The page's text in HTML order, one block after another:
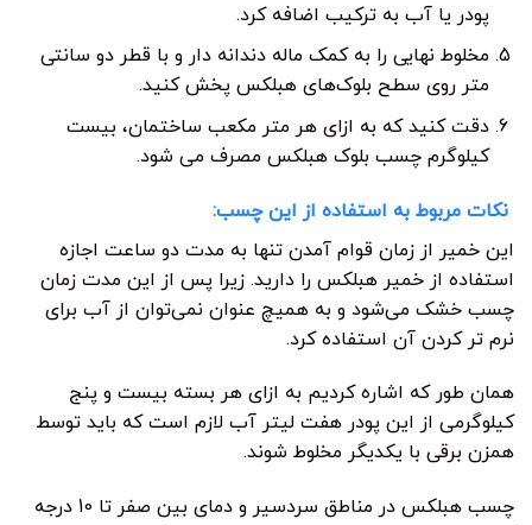
پودر یا آب به ترکیب اضافه کرد.
مخلوط نهایی را به کمک ماله دندانه دار و با قطر دو سانتی
متر روی سطح بلوک‌های هبلکس پخش کنید.
دقت کنید که به ازای هر متر مکعب ساختمان، بیست
کیلوگرم چسب بلوک هبلکس مصرف می شود.
نکات مربوط به استفاده از این چسب:
این خمیر از زمان قوام آمدن تنها به مدت دو ساعت اجازه
استفاده از خمیر هبلکس را دارید. زیرا پس از این مدت زمان
چسب خشک می‌شود و به همیچ عنوان نمی‌توان از آب برای
نرم تر کردن آن استفاده کرد.
همان طور که اشاره کردیم به ازای هر بسته بیست و پنج
کیلوگرمی از این پودر هفت لیتر آب لازم است که باید توسط
همزن برقی با یکدیگر مخلوط شوند.
چسب هبلکس در مناطق سردسیر و دمای بین صفر تا 10 درجه